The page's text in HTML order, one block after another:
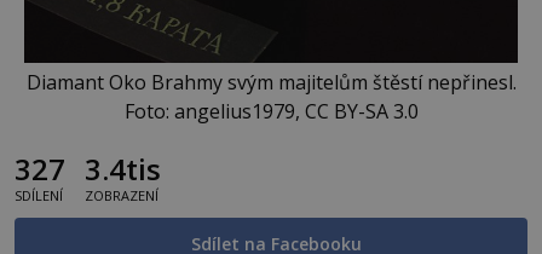
Diamant Oko Brahmy svým majitelům štěstí nepřinesl.
Foto: angelius1979, CC BY-SA 3.0
327
SDÍLENÍ
3.4tis
ZOBRAZENÍ
Sdílet na Facebooku